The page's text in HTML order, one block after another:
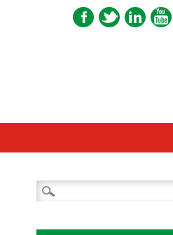
Ricerca
per: